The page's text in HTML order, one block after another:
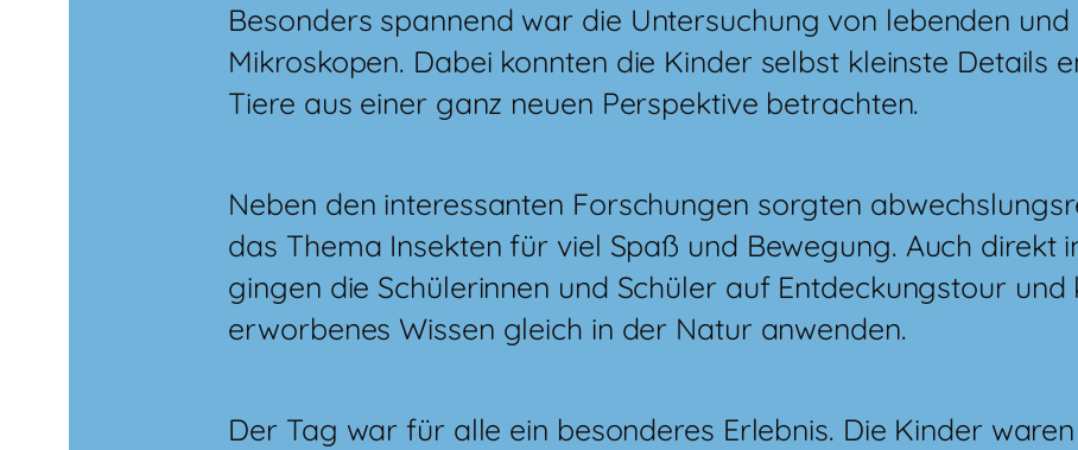
Besonders spannend war die Untersuchung von lebenden
Mikroskopen. Dabei konnten die Kinder selbst kleinste Details
Tiere aus einer ganz neuen Perspektive betrachten.
Neben den interessanten Forschungen sorgten
das Thema Insekten für viel Spaß und Bewegung. Auch direkt
gingen die Schülerinnen und Schüler auf Entdeckungstour und
erworbenes Wissen gleich in der Natur anwenden.
Der Tag war für alle ein besonderes Erlebnis. Die Kinder